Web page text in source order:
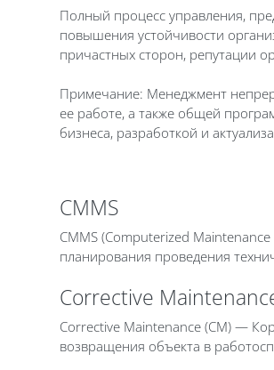
Полный процесс управления,
повышения устойчивости
причастных сторон, репутации
Примечание: Менеджмент
ее работе, а также общей
бизнеса, разработкой и
CMMS
CMMS (Computerized
планирования проведения
Corrective
Corrective Maintenance (CM) —
возвращения объекта в